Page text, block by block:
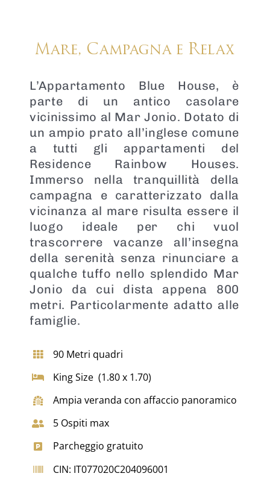
Mare, Campagna e Relax
L’Appartamento Blue House, è
parte di un antico casolare
vicinissimo al Mar Jonio. Dotato di
un ampio prato all’inglese comune
a tutti gli appartamenti del
Residence Rainbow Houses.
Immerso nella tranquillità della
campagna e caratterizzato dalla
vicinanza al mare risulta essere il
luogo ideale per chi vuol
trascorrere vacanze all’insegna
della serenità senza rinunciare a
qualche tuffo nello splendido Mar
Jonio da cui dista appena 800
metri. Particolarmente adatto alle
famiglie.
90 Metri quadri
King Size (1.80 x 1.70)
Ampia veranda con affaccio panoramico
5 Ospiti max
Parcheggio gratuito
CIN: IT077020C204096001